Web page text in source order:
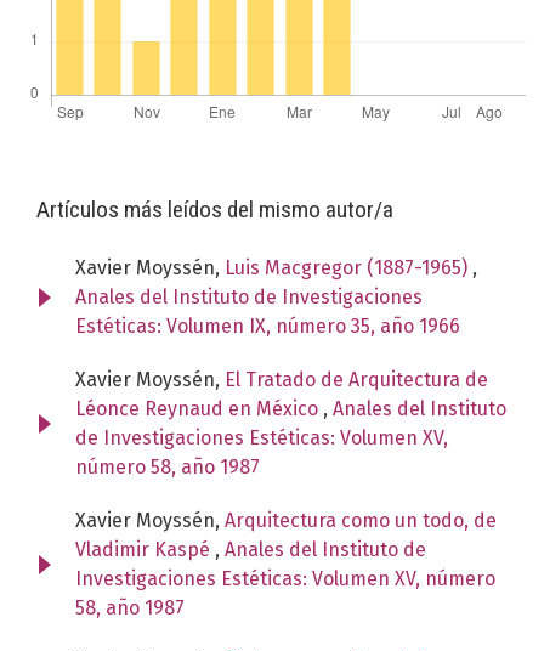
Artículos más leídos del mismo autor/a
Xavier Moyssén, Luis Macgregor (1887-1965) ,
Anales del Instituto de Investigaciones
Estéticas: Volumen IX, número 35, año 1966
Xavier Moyssén, El Tratado de Arquitectura de
Léonce Reynaud en México , Anales del Instituto
de Investigaciones Estéticas: Volumen XV,
número 58, año 1987
Xavier Moyssén, Arquitectura como un todo, de
Vladimir Kaspé , Anales del Instituto de
Investigaciones Estéticas: Volumen XV, número
58, año 1987